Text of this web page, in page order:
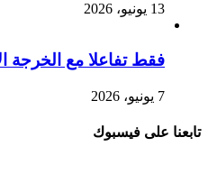
13 يونيو، 2026
فقط تفاعلا مع الخرجة
7 يونيو، 2026
تابعنا على فيسبوك